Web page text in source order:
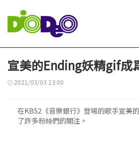
宣美的Ending妖精gif成
2021/03/03 13:00
在KBS2《音樂銀行》登場的歌手宣美
了許多粉絲們的關注。